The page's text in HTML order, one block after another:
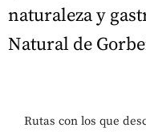
naturaleza y
Natural de
Rutas con los que